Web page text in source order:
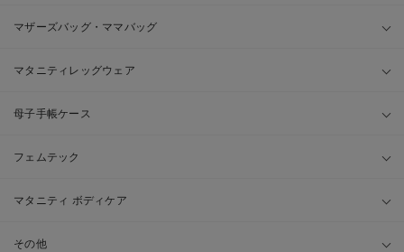
マザーズバッグ・ママバッグ
マタニティレッグウェア
母子手帳ケース
フェムテック
マタニティ ボディケア
その他